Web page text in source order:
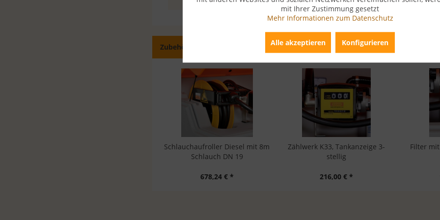
Zubehör
Schlauchaufroller Diesel mit 8m
Schlauch DN 19
678,24 € *
Zählwerk K33, Tankanzeige 3-
stellig
216,00 € *
Filter
mit Ihrer Zustimmung gesetzt
Mehr Informationen zum Datenschutz
Alle akzeptieren Konfigurieren